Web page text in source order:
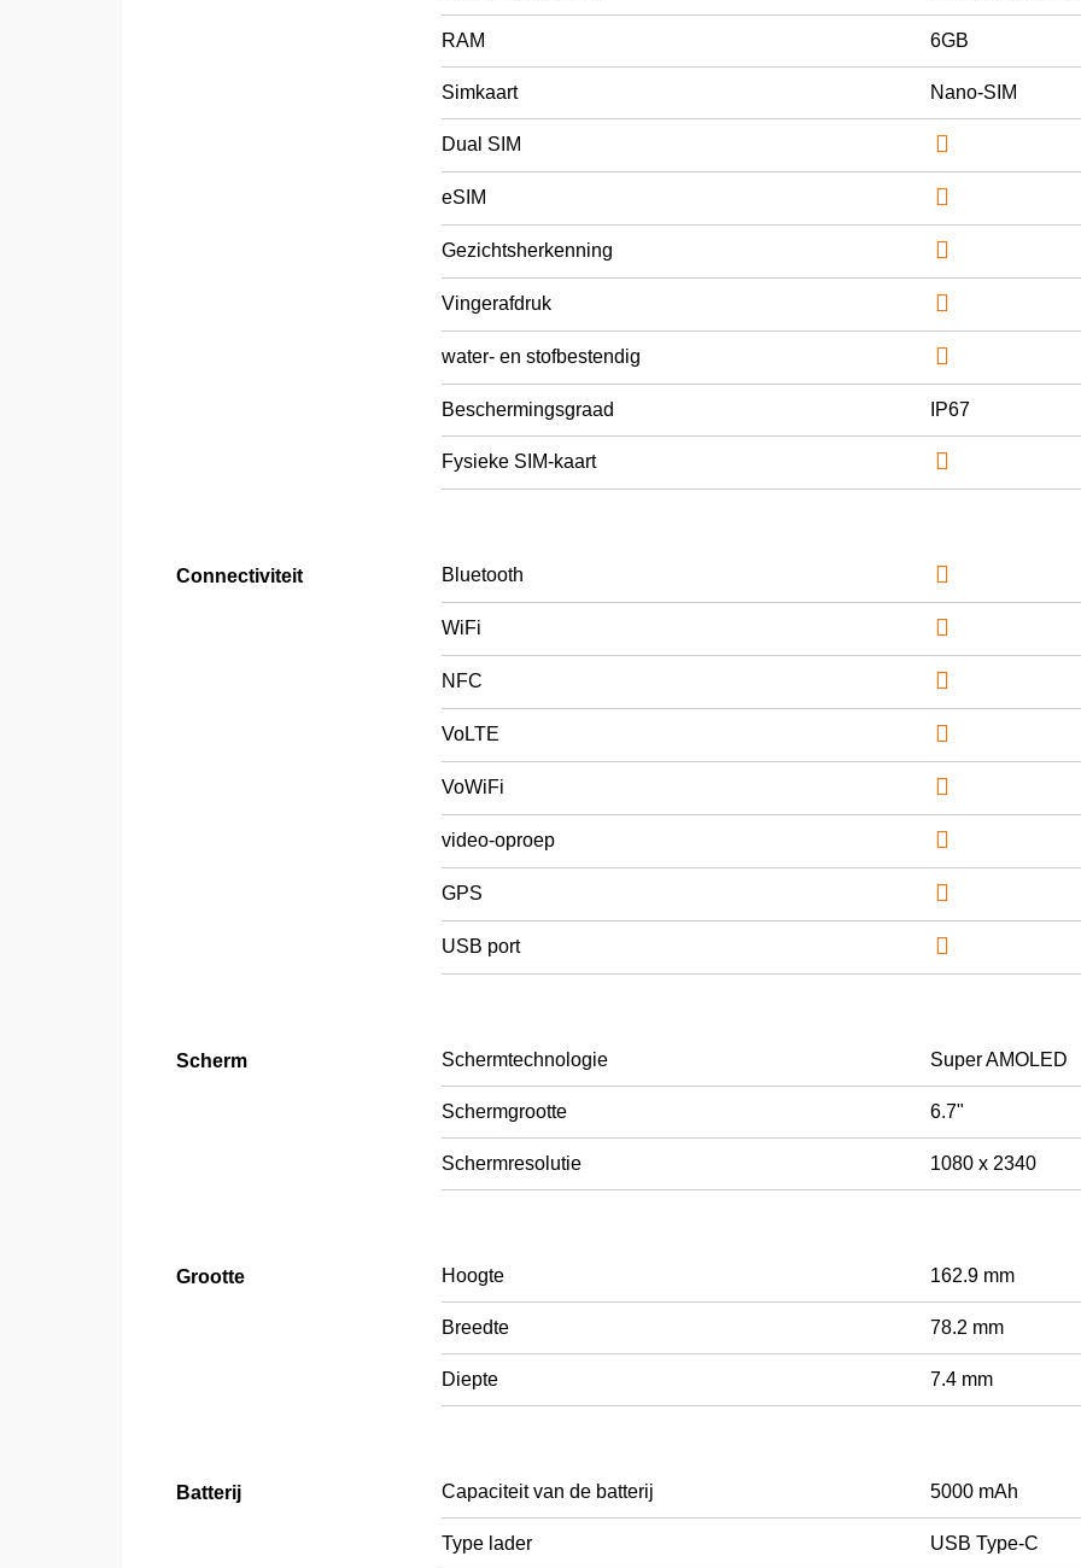
RAM 6GB
Simkaart Nano-SIM
Dual SIM 
eSIM 
Gezichtsherkenning 
Vingerafdruk 
water- en stofbestendig 
Beschermingsgraad IP67
Fysieke SIM-kaart 
Connectiviteit Bluetooth 
WiFi 
NFC 
VoLTE 
VoWiFi 
video-oproep 
GPS 
USB port 
Scherm Schermtechnologie Super AMOLED
Schermgrootte 6.7"
Schermresolutie 1080 x 2340
Grootte Hoogte 162.9 mm
Breedte 78.2 mm
Diepte 7.4 mm
Batterij Capaciteit van de batterij 5000 mAh
Type lader USB Type-C